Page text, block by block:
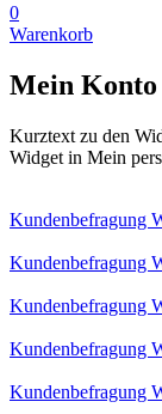
0
Warenkorb
Mein Konto
Kurztext zu den
Widget in Mein
Kundenbefragung
Kundenbefragung
Kundenbefragung
Kundenbefragung
Kundenbefragung